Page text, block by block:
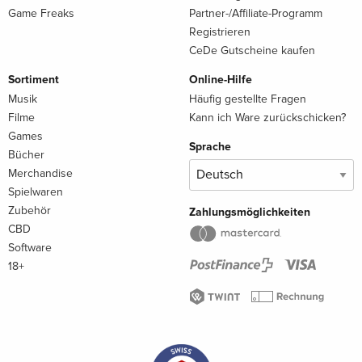
Game Freaks
Partner-/Affiliate-Programm
Registrieren
CeDe Gutscheine kaufen
Sortiment
Musik
Filme
Games
Bücher
Merchandise
Spielwaren
Zubehör
CBD
Software
18+
Online-Hilfe
Häufig gestellte Fragen
Kann ich Ware zurückschicken?
Sprache
Zahlungsmöglichkeiten